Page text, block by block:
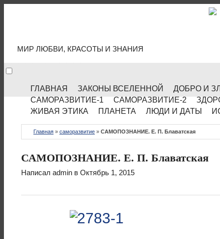
МИР ЛЮБВИ, КРАСОТЫ И ЗНАНИЯ
ГЛАВНАЯ ЗАКОНЫ ВСЕЛЕННОЙ
ДОБРО И
САМОРАЗВИТИЕ-1
САМОРАЗВИТИЕ-2
ЖИВАЯ ЭТИКА
ПЛАНЕТА ЛЮДИ И ДАТЫ
Главная » саморазвитие » САМОПОЗНАНИЕ. Е. П. Блаватская
САМОПОЗНАНИЕ. Е. П. Блаватская
Написал admin в Октябрь 1, 2015